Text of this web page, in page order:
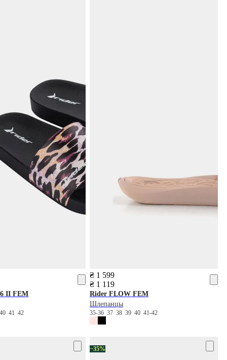
II FEM
404142
₴ 1 599
₴ 1 119
RiderFLOW FEM
Шлепанцы
35-36 37 38 39 40 41-42
−35%